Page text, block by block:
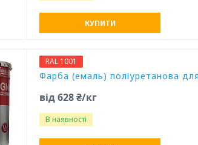
КУПИТИ
RAL 1001
Фарба (емаль) поліуретанова
від 628 ₴/кг
В наявності